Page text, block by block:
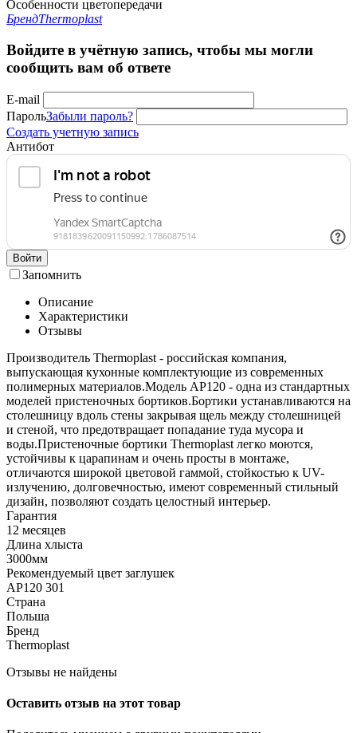
Особенности цветопередачи
БрендThermoplast
Войдите в учётную запись, чтобы мы могли
сообщить вам об ответе
E-mail
ПарольЗабыли пароль?
Создать учетную запись
Антибот
Войти
Запомнить
Описание
Характеристики
Отзывы
Производитель Thermoplast - российская компания,
выпускающая кухонные комплектующие из современных
полимерных материалов.Модель АР120 - одна из стандартных
моделей пристеночных бортиков.Бортики устанавливаются на
столешницу вдоль стены закрывая щель между столешницей
и стеной, что предотвращает попадание туда мусора и
воды.Пристеночные бортики Thermoplast легко моются,
устойчивы к царапинам и очень просты в монтаже,
отличаются широкой цветовой гаммой, стойкостью к UV-
излучению, долговечностью, имеют современный стильный
дизайн, позволяют создать целостный интерьер.
Гарантия
12 месяцев
Длина хлыста
3000мм
Рекомендуемый цвет заглушек
АР120 301
Страна
Польша
Бренд
Thermoplast
Отзывы не найдены
Оставить отзыв на этот товар